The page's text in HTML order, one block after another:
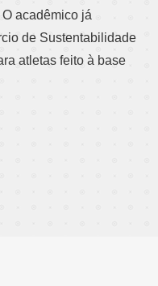
acadêmico já
de Sustentabilidade
atletas feito à base